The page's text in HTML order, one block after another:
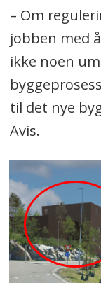
– Om
jobben med
ikke noen
til det nye
Avis.